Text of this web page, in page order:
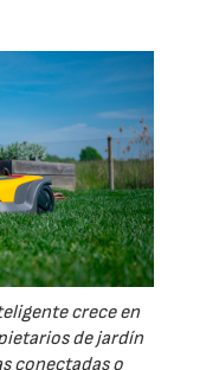
crece en
de jardín
conectadas o